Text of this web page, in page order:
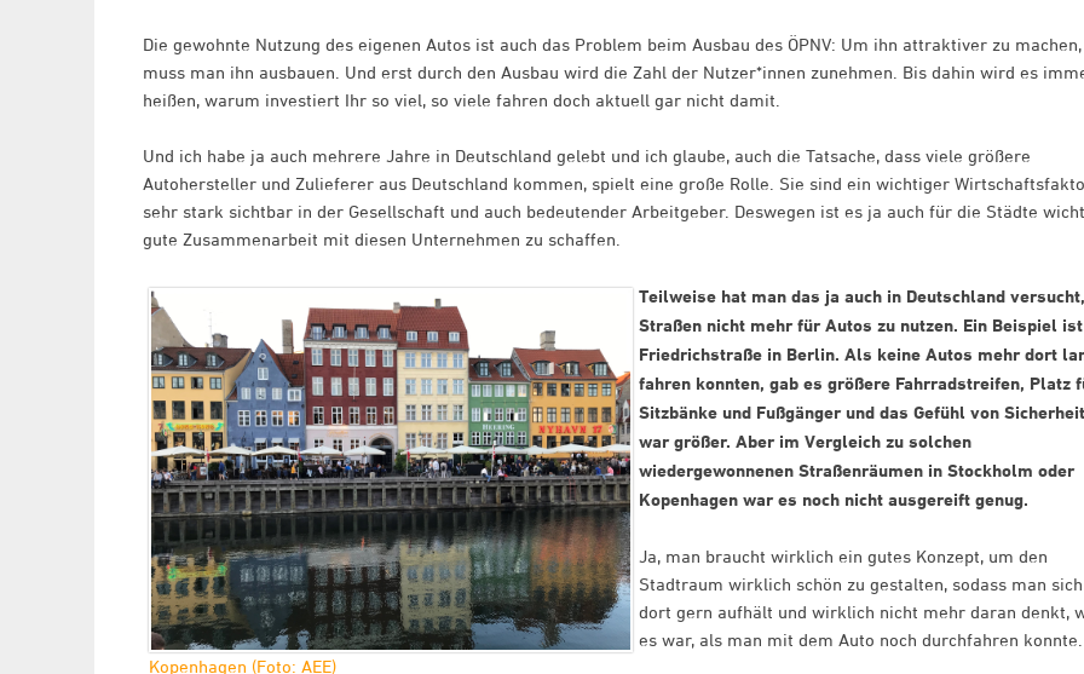
Die gewohnte Nutzung des eigenen Autos ist auch das Problem beim Ausbau des ÖPNV: Um ihn attraktiver zu machen,
muss man ihn ausbauen. Und erst durch den Ausbau wird die Zahl der Nutzer*innen zunehmen. Bis dahin wird es
heißen, warum investiert Ihr so viel, so viele fahren doch aktuell gar nicht damit.
Und ich habe ja auch mehrere Jahre in Deutschland gelebt und ich glaube, auch die Tatsache, dass viele größere
Autohersteller und Zulieferer aus Deutschland kommen, spielt eine große Rolle. Sie sind ein wichtiger
sehr stark sichtbar in der Gesellschaft und auch bedeutender Arbeitgeber. Deswegen ist es ja auch für die Städte
gute Zusammenarbeit mit diesen Unternehmen zu schaffen.
Kopenhagen (Foto: AEE)
Teilweise hat man das ja auch in Deutschland versucht,
Straßen nicht mehr für Autos zu nutzen. Ein Beispiel
Friedrichstraße in Berlin. Als keine Autos mehr dort
fahren konnten, gab es größere Fahrradstreifen, Platz
Sitzbänke und Fußgänger und das Gefühl von Sicherheit
war größer. Aber im Vergleich zu solchen
wiedergewonnenen Straßenräumen in Stockholm oder
Kopenhagen war es noch nicht ausgereift genug.
Ja, man braucht wirklich ein gutes Konzept, um den
Stadtraum wirklich schön zu gestalten, sodass man sich
dort gern aufhält und wirklich nicht mehr daran denkt,
es war, als man mit dem Auto noch durchfahren konnte.